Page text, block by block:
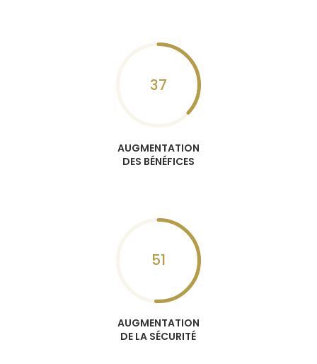
37
AUGMENTATION
DES BÉNÉFICES
51
AUGMENTATION
DE LA SÉCURITÉ